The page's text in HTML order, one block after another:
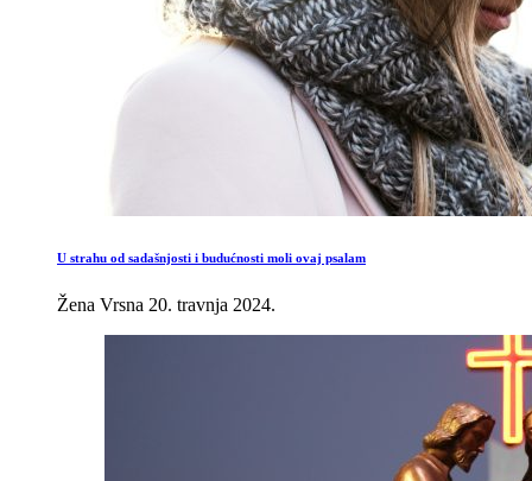
U strahu od sadašnjosti i budućnosti moli ovaj psalam
Žena Vrsna 20. travnja 2024.